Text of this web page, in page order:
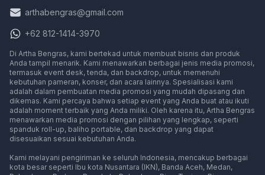
arthabengras@gmail.com
+62 812-1414-3970
Di Artha Bengras, kami bertekad untuk membuat bisnis dan produk
Anda tampil menarik. Kami menawarkan berbagai jenis media promosi,
termasuk event desk, tenda, dan backdrop, untuk memenuhi
kebutuhan pameran, konser, dan acara lainnya. Spesialisasi kami
adalah dalam pembuatan media promosi yang mudah dipasang dan
dikemas. Kami percaya bahwa setiap event yang Anda buat atau ikuti
adalah moment terbaik yang Anda miliki. Oleh karena itu, Artha Bengras
menawarkan media promosi dengan pilihan yang lengkap, seperti
spanduk roll-up, baliho portable, dan backdrop yang dapat
disesuaikan sesuai kebutuhan Anda.
Kami melayani pengiriman ke seluruh Indonesia, mencakup berbagai
kota besar seperti Media promosi di
Ibu kota Nusantara (IKN), Media promosi di
Banda Aceh, Media promosi
Medan,Media